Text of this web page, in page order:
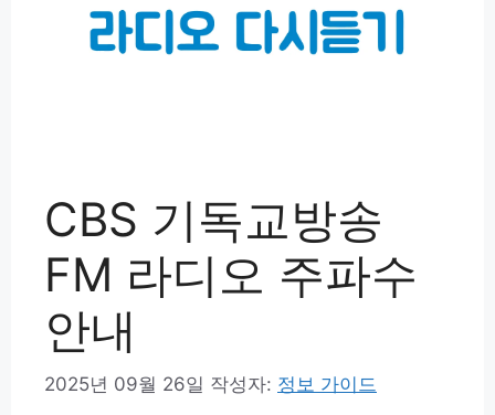
CBS 기독교방송
FM 라디오 주파수
안내
2025년 09월 26일 작성자: 정보 가이드